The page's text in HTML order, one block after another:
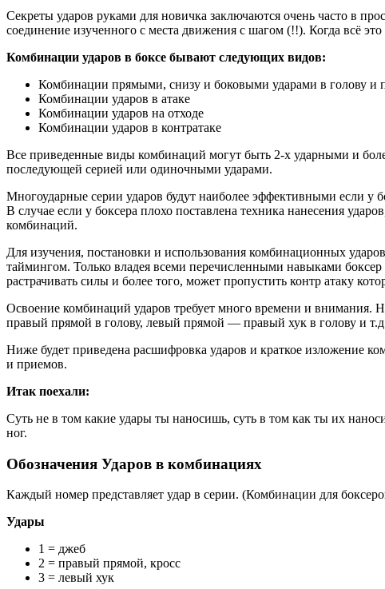
Секреты ударов руками для новичка заключаются очень часто в
соединение изученного с места движения с шагом (!!). Когда всё
Комбинации ударов в боксе бывают следующих видов:
Комбинации прямыми, снизу и боковыми ударами в голову и
Комбинации ударов в атаке
Комбинации ударов на отходе
Комбинации ударов в контратаке
Все приведенные виды комбинаций могут быть 2-х ударными и
последующей серией или одиночными ударами.
Многоударные серии ударов будут наиболее эффективными если у
В случае если у боксера плохо поставлена техника нанесения
комбинаций.
Для изучения, постановки и использования комбинационных
таймингом. Только владея всеми перечисленными навыками
растрачивать силы и более того, может пропустить контр атаку
Освоение комбинаций ударов требует много времени и внимания.
правый прямой в голову, левый прямой — правый хук в голову и
Ниже будет приведена расшифровка ударов и краткое изложение
и приемов.
Итак поехали:
Суть не в том какие удары ты наносишь, суть в том как ты их
ног.
Обозначения Ударов в комбинациях
Каждый номер представляет удар в серии. (Комбинации для
Удары
1 = джеб
2 = правый прямой, кросс
3 = левый хук